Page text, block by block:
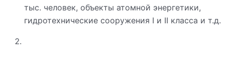
тыс. человек, объекты атомной энергетики,
гидротехнические сооружения I и II класса и т.д.